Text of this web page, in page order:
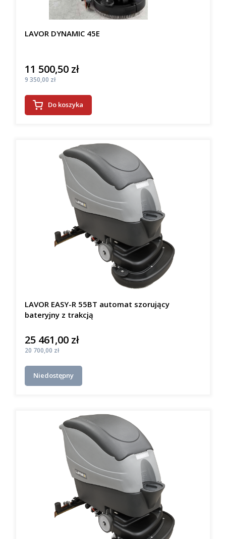
LAVOR DYNAMIC 45E
Cena
11 500,50 zł
Cena
9 350,00 zł
Do koszyka
LAVOR EASY-R 55BT automat szorujący
bateryjny z trakcją
Cena
25 461,00 zł
Cena
20 700,00 zł
Niedostępny